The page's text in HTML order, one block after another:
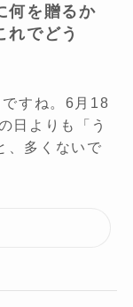
何を贈るか
れでどう
すね。6月18
日よりも「う
、多くないで